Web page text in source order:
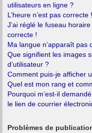
utilisateurs en ligne ?
L’heure n’est pas correcte !
J’ai réglé le fuseau
correcte !
Ma langue n’apparaît pas
Que signifient les images
d’utilisateur ?
Comment puis-je afficher
Quel est mon rang et
Pourquoi m’est-il
le lien de courrier
Problèmes de